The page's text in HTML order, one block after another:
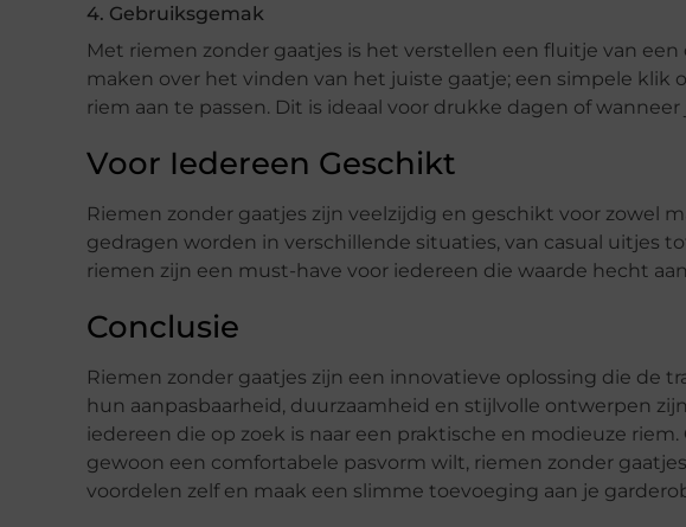
4. Gebruiksgemak
Met riemen zonder gaatjes is het verstellen een fluitje van
maken over het vinden van het juiste gaatje; een simpele klik
riem aan te passen. Dit is ideaal voor drukke dagen of
Voor Iedereen Geschikt
Riemen zonder gaatjes zijn veelzijdig en geschikt voor zowel
gedragen worden in verschillende situaties, van casual uitjes
riemen zijn een must-have voor iedereen die waarde hecht
Conclusie
Riemen zonder gaatjes zijn een innovatieve oplossing die de
hun aanpasbaarheid, duurzaamheid en stijlvolle ontwerpen
iedereen die op zoek is naar een praktische en modieuze
gewoon een comfortabele pasvorm wilt, riemen zonder
voordelen zelf en maak een slimme toevoeging aan je